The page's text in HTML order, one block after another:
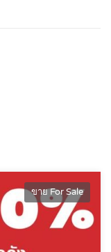
ขาย For Sale